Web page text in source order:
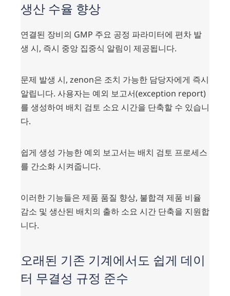
생산 수율 향상
연결된 장비의 GMP 주요 공정 파라미터에 편차 발
생 시, 즉시 중앙 집중식 알림이 제공됩니다.
문제 발생 시, zenon은 조치 가능한 담당자에게 즉시
알립니다. 사용자는 예외 보고서(exception report)
를 생성하여 배치 검토 소요 시간을 단축할 수 있습니
다.
쉽게 생성 가능한 예외 보고서는 배치 검토 프로세스
를 간소화 시켜줍니다.
이러한 기능들은 제품 품질 향상, 불합격 제품 비율
감소 및 생산된 배치의 출하 소요 시간 단축을 지원합
니다.
오래된 기존 기계에서도 쉽게 데이
터 무결성 규정 준수